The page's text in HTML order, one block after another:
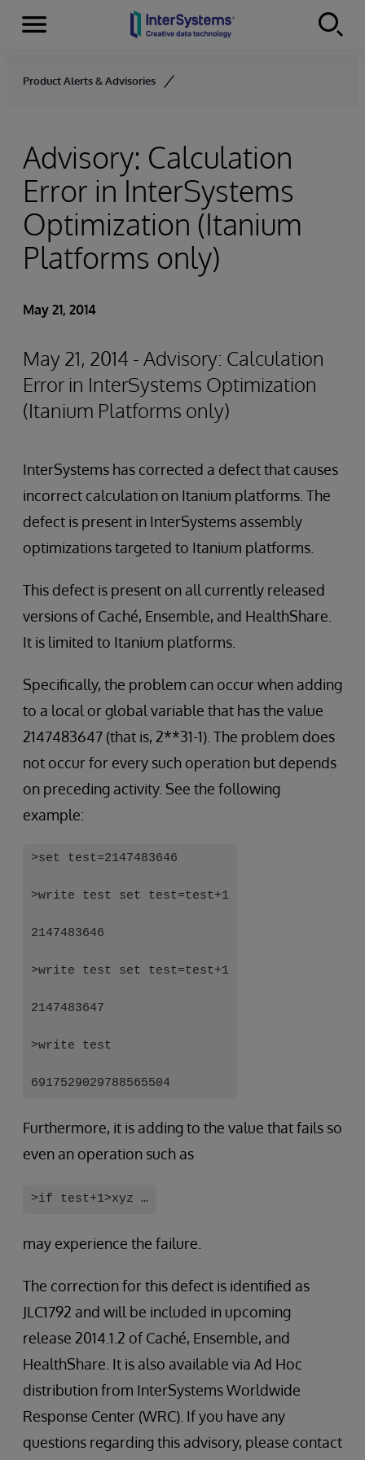
Skip to content
Menu
Product Alerts & Advisories
Advisory: Calculation
Error in InterSystems
Optimization (Itanium
Platforms only)
May 21, 2014
May 21, 2014 - Advisory: Calculation
Error in InterSystems Optimization
(Itanium Platforms only)
InterSystems has corrected a defect that causes
incorrect calculation on Itanium platforms. The
defect is present in InterSystems assembly
optimizations targeted to Itanium platforms.
This defect is present on all currently released
versions of Caché, Ensemble, and HealthShare.
It is limited to Itanium platforms.
Specifically, the problem can occur when adding
to a local or global variable that has the value
2147483647 (that is, 2**31-1). The problem does
not occur for every such operation but depends
on preceding activity. See the following
example:
>set test=2147483646
>write test set test=test+1
2147483646
>write test set test=test+1
2147483647
>write test
6917529029788565504
Furthermore, it is adding to the value that fails so
even an operation such as
>if test+1>xyz …
may experience the failure.
The correction for this defect is identified as
JLC1792 and will be included in upcoming
release 2014.1.2 of Caché, Ensemble, and
HealthShare. It is also available via Ad Hoc
distribution from InterSystems Worldwide
Response Center (WRC). If you have any
questions regarding this advisory, please contact